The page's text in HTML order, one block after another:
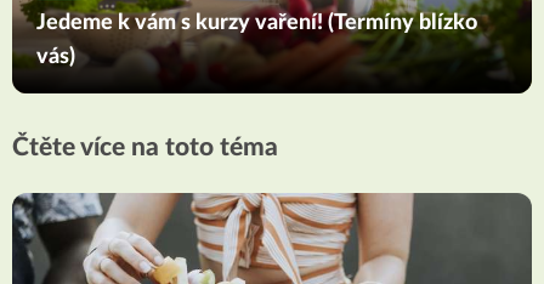
Jedeme k vám s kurzy vaření! (Termíny blízko
vás)
Čtěte více na toto téma